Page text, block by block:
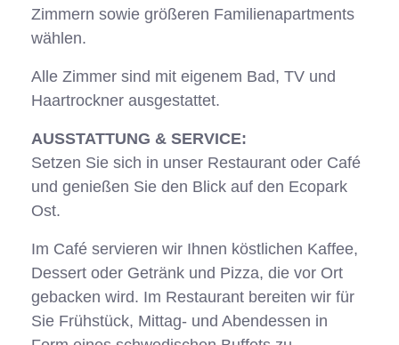
Zimmern sowie größeren Familienapartments
wählen.
Alle Zimmer sind mit eigenem Bad, TV und
Haartrockner ausgestattet.
AUSSTATTUNG & SERVICE:
Setzen Sie sich in unser Restaurant oder Café
und genießen Sie den Blick auf den Ecopark
Ost.
Im Café servieren wir Ihnen köstlichen Kaffee,
Dessert oder Getränk und Pizza, die vor Ort
gebacken wird. Im Restaurant bereiten wir für
Sie Frühstück, Mittag- und Abendessen in